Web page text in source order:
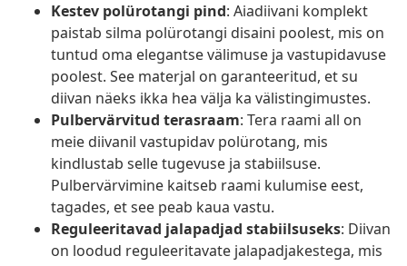
Kestev polürotangi pind: Aiadiivani komplekt
paistab silma polürotangi disaini poolest, mis on
tuntud oma elegantse välimuse ja vastupidavuse
poolest. See materjal on garanteeritud, et su
diivan näeks ikka hea välja ka välistingimustes.
Pulbervärvitud terasraam: Tera raami all on
meie diivanil vastupidav polürotang, mis
kindlustab selle tugevuse ja stabiilsuse.
Pulbervärvimine kaitseb raami kulumise eest,
tagades, et see peab kaua vastu.
Reguleeritavad jalapadjad stabiilsuseks: Diivan
on loodud reguleeritavate jalapadjakestega, mis